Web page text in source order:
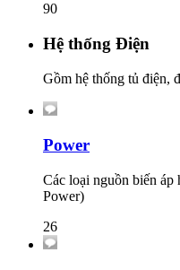
90
Hệ thống Điện
Gồm hệ thống tủ điện,
Power
Các loại nguồn biến áp
Power)
26